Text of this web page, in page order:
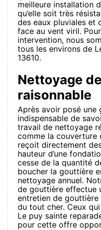
meilleure installation
qu’elle soit très
des eaux pluviales et
face au vent viril.
intervention, nous
tous les environs de
13610.
Nettoyage
raisonnable
Après avoir posé une
indispensable de
travail de nettoyage
comme la couverture
reçoit directement
hauteur d’une
cesse de la quantité
boucher la gouttière
nettoyage annuel.
de gouttière effectue
entretien de gouttière
du tout cher. Ceux
Le puy sainte
pour cette offre